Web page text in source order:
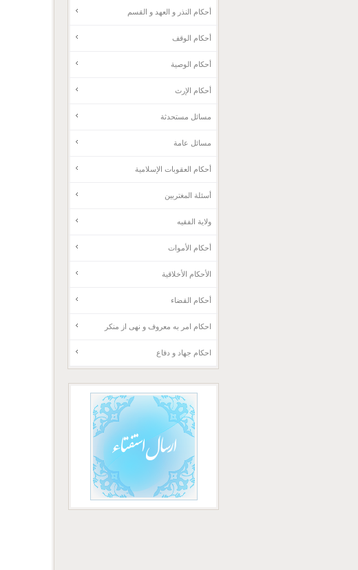
أحكام النذر و العهد و القسم
أحكام الوقف
أحكام الوصية
أحكام الإرث
مسائل مستحدثة
مسائل عامة
أحکام العقوبات الإسلامية
أسئلة المغتربين
ولاية الفقيه
أحكام الأموات
الأحكام الأخلاقية
أحكام القضاء
احکام امر به معروف و نهی از منکر
احکام جهاد و دفاع